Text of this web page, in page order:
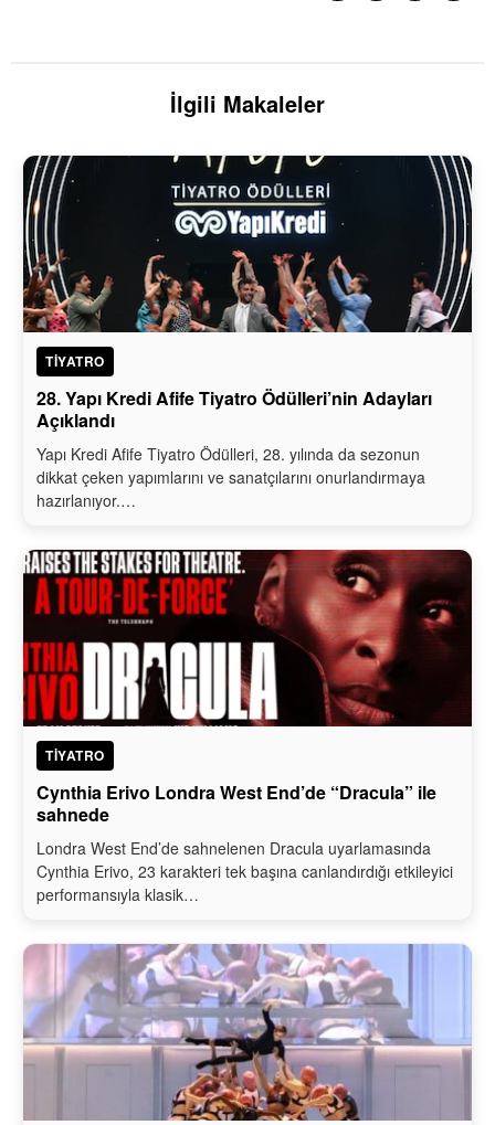
İlgili Makaleler
TIYATRO
28. Yapı Kredi Afife Tiyatro Ödülleri’nin Adayları
Açıklandı
Yapı Kredi Afife Tiyatro Ödülleri, 28. yılında da sezonun
dikkat çeken yapımlarını ve sanatçılarını onurlandırmaya
hazırlanıyor.…
TIYATRO
Cynthia Erivo Londra West End’de “Dracula” ile
sahnede
Londra West End’de sahnelenen Dracula uyarlamasında
Cynthia Erivo, 23 karakteri tek başına canlandırdığı etkileyici
performansıyla klasik…